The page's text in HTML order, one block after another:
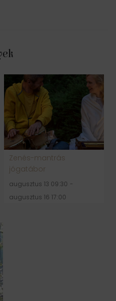
Zenés-mantrás
jógatábor
augusztus 13 09:30 -
augusztus 16 17:00